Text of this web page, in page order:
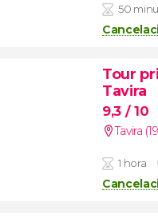
50
Tour
Tavira
9,3 / 10
Tavira
1 hora